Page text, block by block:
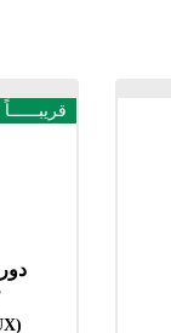
قريبــــــاً